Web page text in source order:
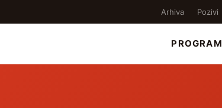
Arhiva Pozivi
PROGRAM